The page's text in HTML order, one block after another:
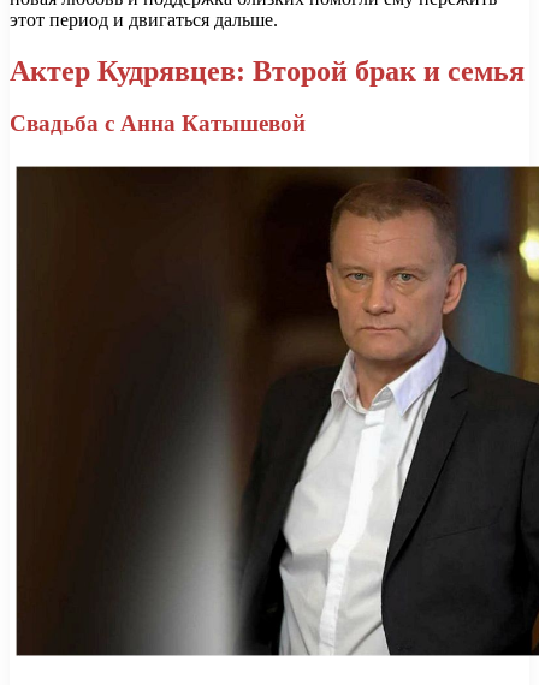
этот период и двигаться дальше.
Актер Кудрявцев: Второй брак и семья
Свадьба с Анна Катышевой